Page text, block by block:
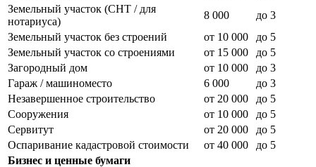
Земельный участок (СНТ / для
нотариуса)
8 000
до 3
Земельный участок без строений
от 10 000
до 5
Земельный участок со строениями
от 15 000
до 5
Загородный дом
от 10 000
до 3
Гараж / машиноместо
6 000
до 3
Незавершенное строительство
от 20 000
до 5
Сооружения
от 10 000
до 5
Сервитут
от 20 000
до 5
Оспаривание кадастровой стоимости
от 40 000
до 5
Бизнес и ценные бумаги